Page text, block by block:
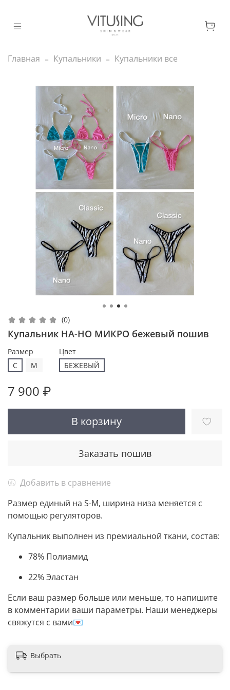
Главная Купальники Купальники все
(0)
Купальник НА-НО МИКРО бежевый пошив
Размер
С
M
Цвет
БЕЖЕВЫЙ
7 900 ₽
В корзину
Заказать пошив
Добавить в сравнение
Размер единый на S-M, ширина низа меняется с
помощью регуляторов.
Купальник выполнен из премиальной ткани, состав:
78% Полиамид
22% Эластан
Если ваш размер больше или меньше, то напишите
в комментарии ваши параметры. Наши менеджеры
свяжутся с вами💌
Выбрать